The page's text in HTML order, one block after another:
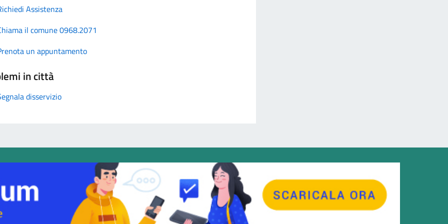
Assistenza
il comune 0968.2071
un appuntamento
in città
disservizio